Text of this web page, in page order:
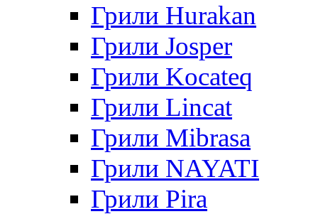
Грили Hurakan
Грили Josper
Грили Kocateq
Грили Lincat
Грили Mibrasa
Грили NAYATI
Грили Pira